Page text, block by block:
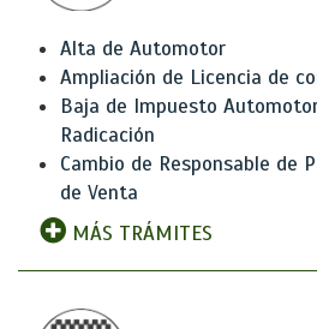
Alta de Automotor
Ampliación de Licencia de
Baja de Impuesto
Radicación
Cambio de Responsable de
de Venta
MÁS TRÁMITES